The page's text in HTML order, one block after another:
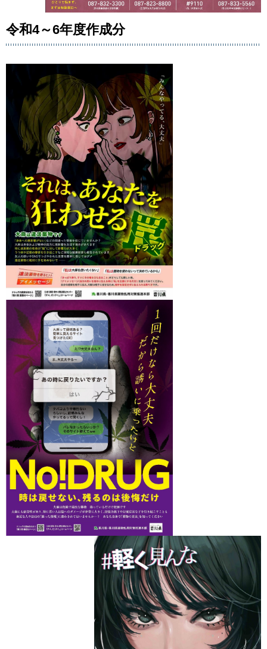
令和4～6年度作成分